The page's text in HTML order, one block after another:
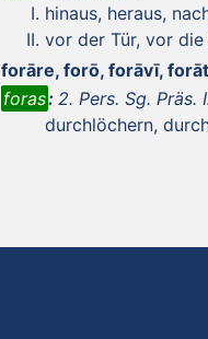
hinaus, heraus,
vor der Tür, vor
forāre, forō, forāvī,
foras: 2. Pers. Sg. Präs.
durchlöchern,